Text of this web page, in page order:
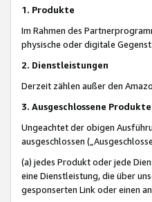
1. Produkte
Im Rahmen des
physische oder digitale
2. Dienstleistungen
Derzeit zählen außer den
3. Ausgeschlossene Produkte
Ungeachtet der obigen
ausgeschlossen
(a) jedes Produkt oder jede
eine Dienstleistung, die über
gesponserten Link oder einen